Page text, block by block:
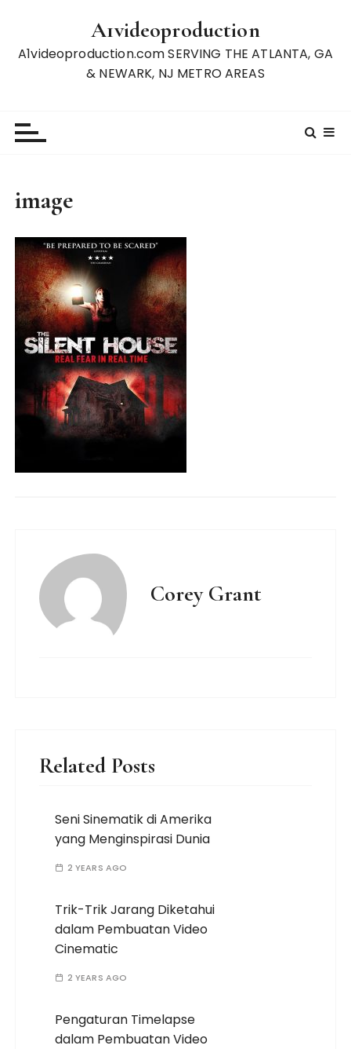
A1videoproduction
A1videoproduction.com SERVING THE ATLANTA, GA
& NEWARK, NJ METRO AREAS
image
Corey Grant
Related Posts
Seni Sinematik di Amerika
yang Menginspirasi Dunia
2 YEARS AGO
Trik-Trik Jarang Diketahui
dalam Pembuatan Video
Cinematic
2 YEARS AGO
Pengaturan Timelapse
dalam Pembuatan Video